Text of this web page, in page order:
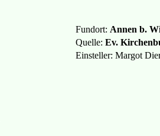
Fundort: Annen b.
Quelle: Ev.
Einsteller: Margot